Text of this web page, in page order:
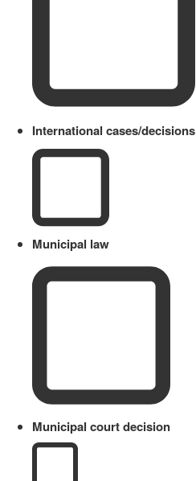
International cases/decisions
Municipal law
Municipal court decision